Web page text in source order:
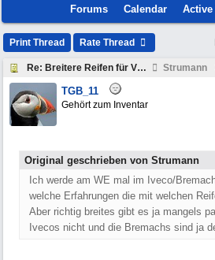
Forums Calendar Active
Print Thread Rate Thread
Re: Breitere Reifen für VW LT 45 4x4 Strumann
TGB_11
Gehört zum Inventar
Original geschrieben von Strumann
Ich werde am WE mal im Iveco/
welche Erfahrungen die mit welchen
Aber richtig breites gibt es ja mangels
Ivecos nicht und die Bremachs sind ja